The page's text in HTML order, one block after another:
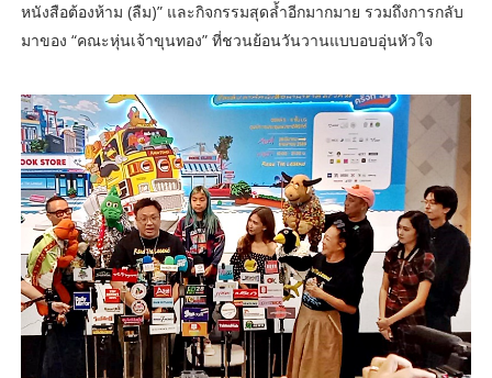
หนังสือต้องห้าม (ลืม)” และกิจกรรมสุดล้ำอีกมากมาย รวมถึงการกลับ
มาของ “คณะหุ่นเจ้าขุนทอง” ที่ชวนย้อนวันวานแบบอบอุ่นหัวใจ